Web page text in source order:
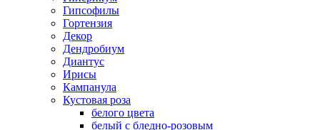
Гипсофилы
Гортензия
Декор
Дендробиум
Диантус
Ирисы
Кампанула
Кустовая роза
белого цвета
белый с бледно-розовым